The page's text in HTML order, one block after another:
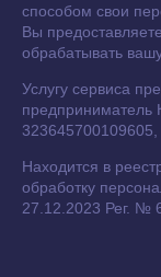
способом свои
Вы
обрабатывать
Услугу сервиса
Находится в
обработку
27.12.2023 Рег. №